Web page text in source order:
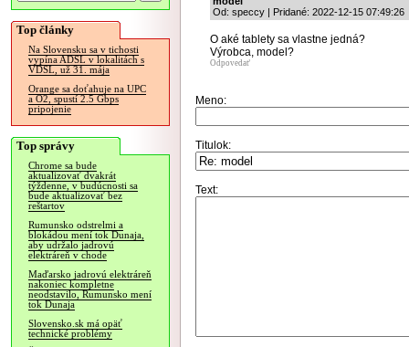
Top články
Na Slovensku sa v tichosti
vypína ADSL v lokalitách s
VDSL, už 31. mája
Orange sa doťahuje na UPC
a O2, spustí 2.5 Gbps
pripojenie
Top správy
Chrome sa bude
aktualizovať dvakrát
týždenne, v budúcnosti sa
bude aktualizovať bez
reštartov
Rumunsko odstrelmi a
blokádou mení tok Dunaja,
aby udržalo jadrovú
elektráreň v chode
Maďarsko jadrovú elektráreň
nakoniec kompletne
neodstavilo, Rumunsko mení
tok Dunaja
Slovensko.sk má opäť
technické problémy
Od: speccy | Pridané: 2022-12-15 07:49:26
O aké tablety sa vlastne jedná?
Výrobca, model?
Odpovedať
Meno:
Titulok:
Text: